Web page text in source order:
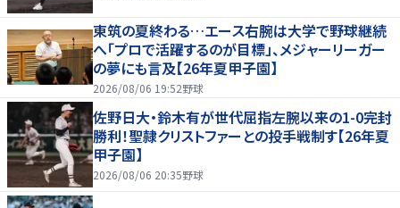
東筑の夏終わる…エース右腕は大学で野球継続
へ「プロで活躍するのが目標」、メジャーリーガー
の夢にも言及【26年夏甲子園】
2026/08/06 19:52野球
佐野日大・鈴木有が世代屈指左腕以来の1-0完封
勝利！聖隷クリストファーとの投手戦制す【26年夏
甲子園】
2026/08/06 20:35野球